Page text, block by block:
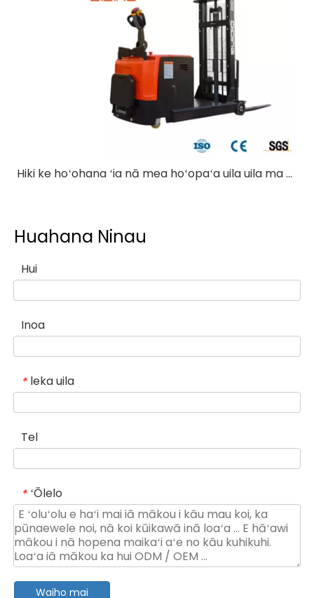
Hiki ke hoʻohana ʻia nā mea hoʻopaʻa uila uila ma waho?
Huahana Ninau
Hui
Inoa
* leka uila
Tel
* ʻŌlelo
Waiho mai